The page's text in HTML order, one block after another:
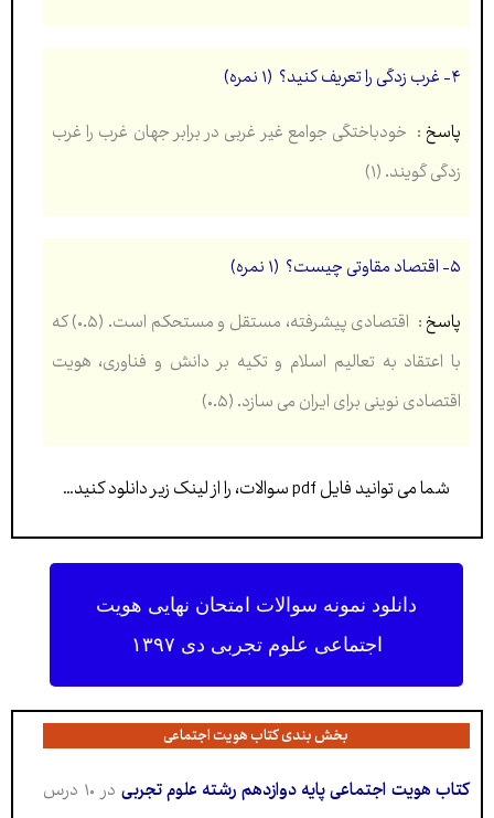
۴- غرب زدگی را تعریف کنید؟ (۱ نمره)
پاسخ: خودباختگی جوامع غیر غربی در برابر جهان غرب را غرب
زدگی گویند. (۱)
۵- اقتصاد مقاوتی چیست؟ (۱ نمره)
پاسخ:
اقتصادی پیشرفته، مستقل و مستحکم است. (۰.۵) که
با اعتقاد به تعالیم اسلام و تکیه بر دانش و فناوری، هویت
اقتصادی نوینی برای ایران می سازد. (۰.۵)
شما می توانید فایل pdf سوالات، را از لینک زیر دانلود کنید…
دانلود نمونه سوالات امتحان نهایی هویت
اجتماعی علوم تجربی دی ۱۳۹۷
بخش بندی کتاب هویت اجتماعی
کتاب هویت اجتماعی پايە دوازدهم رشته علوم تجربی
در ۱۰ درس